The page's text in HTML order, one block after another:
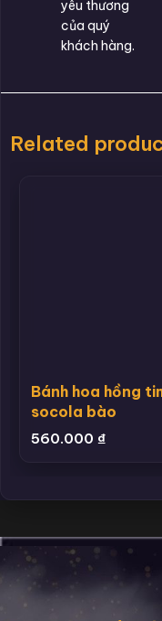
yêu thương
của quý
khách hàng.
Related
Bánh hoa hồng
socola bào
560.000 ₫